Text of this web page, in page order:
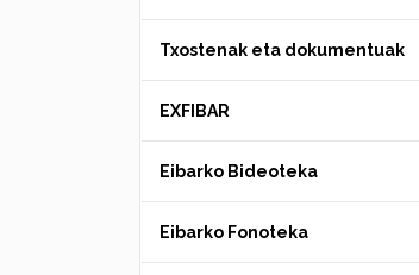
Txostenak eta dokumentuak
EXFIBAR
Eibarko Bideoteka
Eibarko Fonoteka